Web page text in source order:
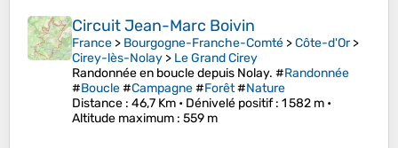
Circuit Jean-Marc Boivin
France > Bourgogne-Franche-Comté >Côte-d'Or>
Cirey-lès-Nolay > Le Grand Cirey
Randonnée en boucle depuis Nolay. #Randonnée
#Boucle#Campagne#Forêt#Nature
Distance : 46,7 Km • Dénivelé positif: 1 582 m •
Altitude maximum : 559 m